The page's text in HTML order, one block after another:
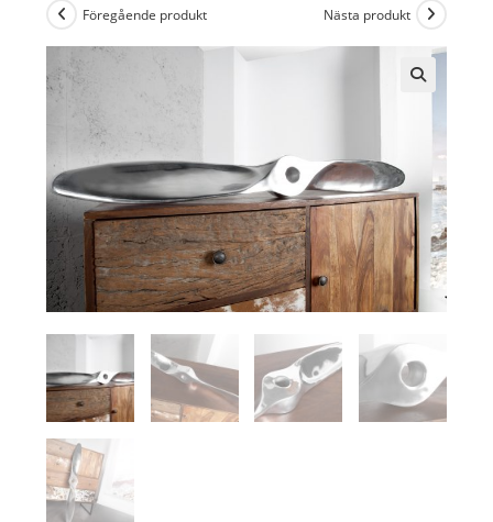
Föregående produkt Nästa produkt